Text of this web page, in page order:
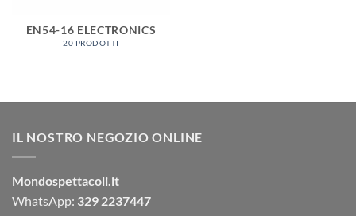
EN54-16 ELECTRONICS
20 PRODOTTI
IL NOSTRO NEGOZIO ONLINE
Mondospettacoli.it
WhatsApp: 329 2237447